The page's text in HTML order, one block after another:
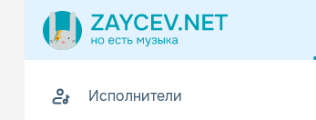
Исполнители